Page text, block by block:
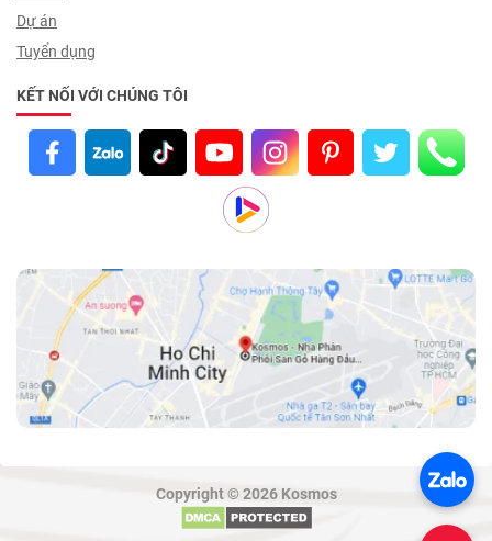
Dự án
Tuyển dụng
KẾT NỐI VỚI CHÚNG TÔI
Copyright © 2026 Kosmos